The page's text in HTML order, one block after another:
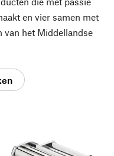
en vier samen met
van het Middellandse